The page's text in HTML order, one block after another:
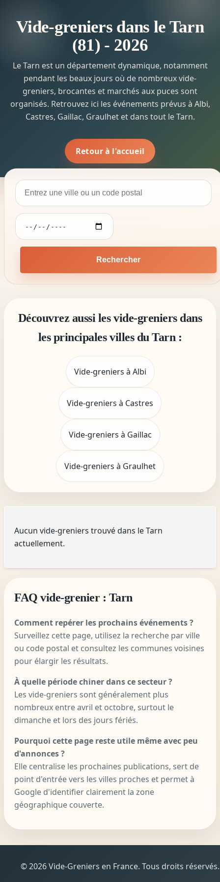
Vide-greniers dans le Tarn
(81) - 2026
Le Tarn est un département dynamique, notamment
pendant les beaux jours où de nombreux vide-
greniers, brocantes et marchés aux puces sont
organisés. Retrouvez ici les événements prévus à Albi,
Castres, Gaillac, Graulhet et dans tout le Tarn.
Retour à l'accueil
Rechercher
Découvrez aussi les vide-greniers dans
les principales villes du Tarn :
Vide-greniers à Albi
Vide-greniers à Castres
Vide-greniers à Gaillac
Vide-greniers à Graulhet
Aucun vide-greniers trouvé dans le Tarn
actuellement.
FAQ vide-grenier : Tarn
Comment repérer les prochains événements ?
Surveillez cette page, utilisez la recherche par ville
ou code postal et consultez les communes voisines
pour élargir les résultats.
À quelle période chiner dans ce secteur ?
Les vide-greniers sont généralement plus
nombreux entre avril et octobre, surtout le
dimanche et lors des jours fériés.
Pourquoi cette page reste utile même avec peu
d'annonces ?
Elle centralise les prochaines publications, sert de
point d'entrée vers les villes proches et permet à
Google d'identifier clairement la zone
géographique couverte.
© 2026 Vide-Greniers en France. Tous droits réservés.